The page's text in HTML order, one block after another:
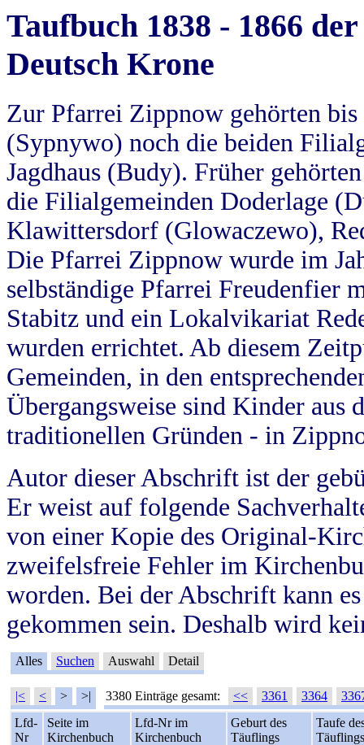
Taufbuch 1838 - 1866
Deutsch Krone
Zur Pfarrei Zippnow gehörten
(Sypnywo) noch die beiden
Jagdhaus (Budy). Früher
die Filialgemeinden Doderlage
Klawittersdorf (Glowaczewo),
Die Pfarrei Zippnow wurde im
selbständige Pfarrei Freudenfier
Stabitz und ein Lokalvikariat
wurden errichtet. Ab diesem
Gemeinden, in den
Übergangsweise sind Kinder aus
traditionellen Gründen - in
Autor dieser Abschrift ist der
Er weist auf folgende
von einer Kopie des Original-
zweifelsfreie Fehler im
worden. Bei der Abschrift kann
gekommen sein. Deshalb wird
Alles Suchen Auswahl Detail
|< < > >| 3380 Einträge gesamt: << 3361 3364
Lfd-
Nr
Seite im
Kirchenbuch
Lfd-Nr im
Kirchenbuch
Geburt des
Täuflings
Taufe
Täuflings